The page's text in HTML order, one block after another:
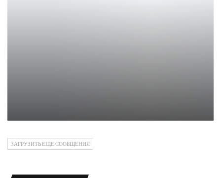
ЗАГРУЗИТЬ ЕЩЕ СООБЩЕНИЯ